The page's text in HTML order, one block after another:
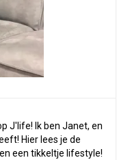
J'life! Ik ben Janet, en
Hier lees je de
een tikkeltje lifestyle!